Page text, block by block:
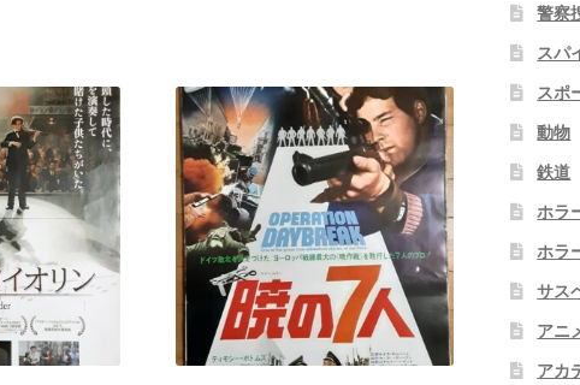
警察
スパ
スポ
動物
鉄道
ホラ
ホラ
サス
アニ
アカ